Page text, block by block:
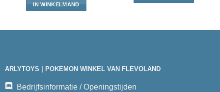
IN WINKELMAND
ARLYTOYS | POKEMON WINKEL VAN FLEVOLAND
Bedrijfsinformatie / Openingstijden